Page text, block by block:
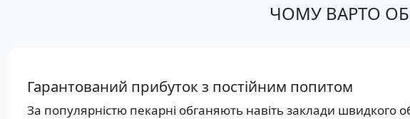
ЧОМУ ВАРТО
Гарантований прибуток з постійним попитом
За популярністю пекарні обганяють навіть заклади швидкого